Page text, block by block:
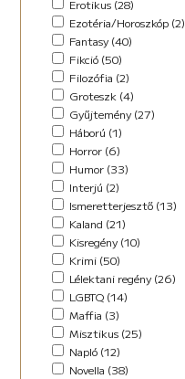
Horror (5)
Kaland (11)
Kisregény (10)
Lélektani regény (12)
Misztikus (9)
Napló (4)
New Adult (5)
Novella (34)
Oktatás (2)
Paródia (3)
Regény (42)
Romantikus (29)
Sci-fi (14)
Steampunk (1)
Urban Fantasy (2)
Utikönyv (8)
Válogatott írások (48)
Vers (17)
Erotikus (28)
Ezotéria/Horoszkóp (2)
Fantasy (40)
Fikció (50)
Filozófia (2)
Groteszk (4)
Gyűjtemény (27)
Háború (1)
Horror (6)
Humor (33)
Interjú (2)
Ismeretterjesztő (13)
Kaland (21)
Kisregény (10)
Krimi (50)
Lélektani regény (26)
LGBTQ (14)
Maffia (3)
Misztikus (25)
Napló (12)
Novella (38)